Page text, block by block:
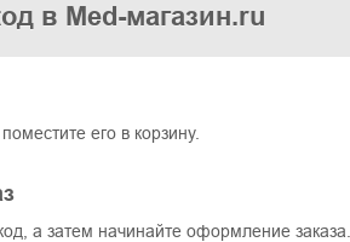
в Med-магазин.ru
его в корзину.
а затем начинайте оформление заказа.